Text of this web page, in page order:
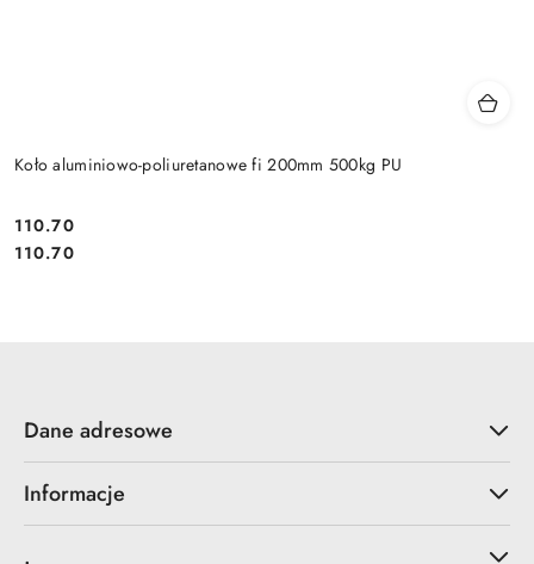
Koło aluminiowo-poliuretanowe fi 200mm 500kg PU
Cena:
110.70
Cena:
110.70
Dane adresowe
Informacje
.